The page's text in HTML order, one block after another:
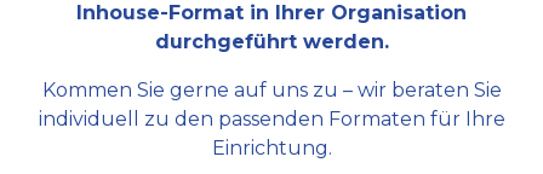
Inhouse-Format in Ihrer Organisation
durchgeführt werden.
Kommen Sie gerne auf uns zu – wir beraten Sie
individuell zu den passenden Formaten für Ihre
Einrichtung.